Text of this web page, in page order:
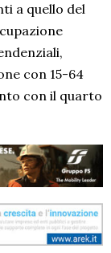
a quello del
con 15-64
con il quarto